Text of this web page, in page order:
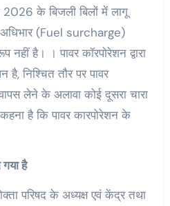
2026 के बिजली बिलों में लागू
अधिभार (Fuel surcharge)
नहीं है। । पावर कॉरपोरेशन द्वारा
निश्चित तौर पर पावर
लेने के अलावा कोई दूसरा चारा
है कि पावर कारपोरेशन के
गया है
परिषद के अध्यक्ष एवं केंद्र तथा